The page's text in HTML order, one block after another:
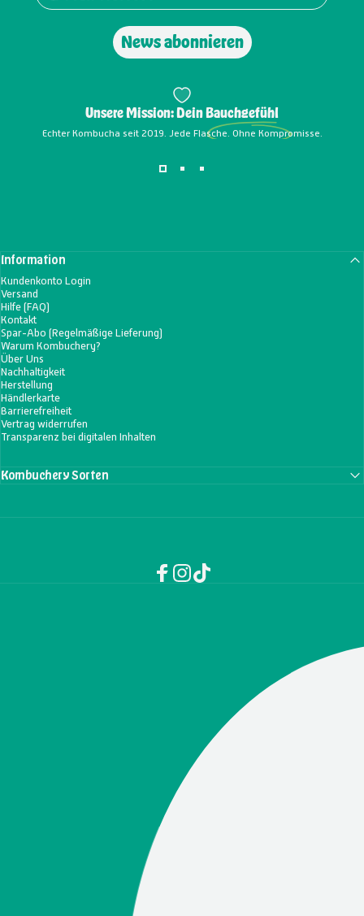
News abonnieren
Unsere Mission: DeinBauchgefühl
Echter Kombucha seit 2019. Jede Flasche. Ohne Kompromisse.
Information
Kundenkonto Login
Versand
Hilfe (FAQ)
Kontakt
Spar-Abo (Regelmäßige Lieferung)
Warum Kombuchery?
Über Uns
Nachhaltigkeit
Herstellung
Händlerkarte
Barrierefreiheit
Vertrag widerrufen
Transparenz bei digitalen Inhalten
Kombuchery Sorten